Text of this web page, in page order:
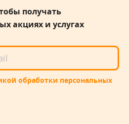
получать
акциях и услугах
обработки персональных